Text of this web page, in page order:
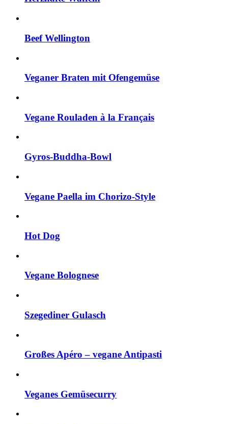
Beef Wellington
Veganer Braten mit Ofengemüse
Vegane Rouladen à la Français
Gyros-Buddha-Bowl
Vegane Paella im Chorizo-Style
Hot Dog
Vegane Bolognese
Szegediner Gulasch
Großes Apéro – vegane Antipasti
Veganes Gemüsecurry